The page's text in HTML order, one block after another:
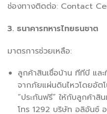
ช่องทางติดต่อ: Contact
3. ธนาคารทหารไทยธนชาต
มาตรการช่วยเหลือ:
ลูกค้าสินเชื่อบ้าน ทีทีบี แล
จากภัยแผ่นดินไหวโดยอัต
“ประกันฟรี” ให้กับลูกค้าสิ
โทร 1292 บริษัท อลิอันซ์